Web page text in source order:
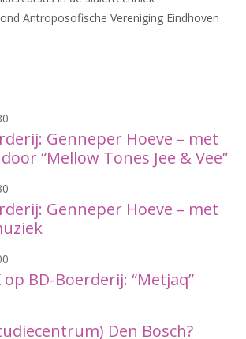
Antroposofische Vereniging Eindhoven
Genneper Hoeve – met
“Mellow Tones Jee & Vee”
Genneper Hoeve – met
op BD-Boerderij: “Metjaq”
Den Bosch?